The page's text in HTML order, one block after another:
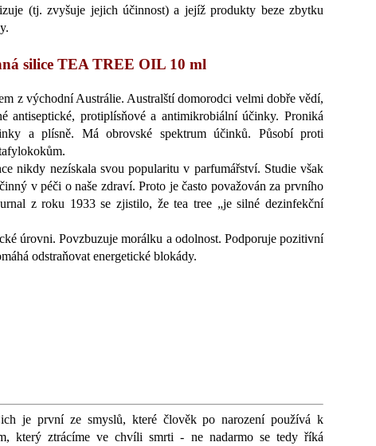
(tj. zvyšuje jejich účinnost) a jejíž produkty beze zbytku
silice TEA TREE OIL 10 ml
z východní Austrálie. Australští domorodci velmi dobře vědí,
antiseptické, protiplísňové a antimikrobiální účinky. Proniká
a plísně. Má obrovské spektrum účinků. Působí proti
nikdy nezískala svou popularitu v parfumářství. Studie však
v péči o naše zdraví. Proto je často považován za prvního
z roku 1933 se zjistilo, že tea tree „je silné dezinfekční
úrovni. Povzbuzuje morálku a odolnost. Podporuje pozitivní
odstraňovat energetické blokády.
je první ze smyslů, které člověk po narození používá k
který ztrácíme ve chvíli smrti - ne nadarmo se tedy říká